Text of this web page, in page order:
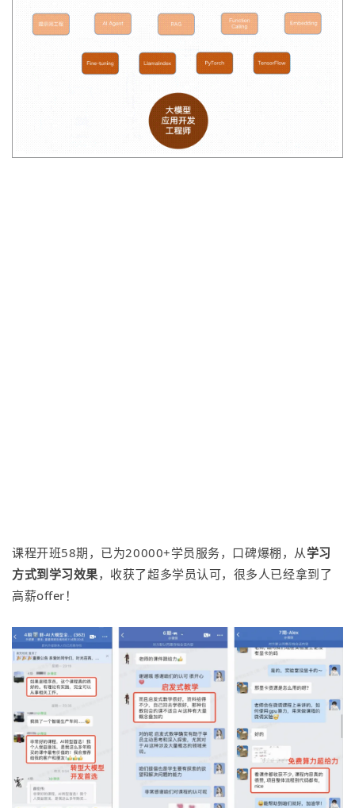
课程开班58期，已为20000+学员服务，口碑爆棚，从 学习
方式到学习效果，收获了超多学员认可，很多人已经拿到了
高薪offer！